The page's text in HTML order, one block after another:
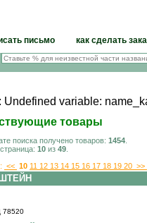
письмо как сделать
: Undefined variable:
товары
поиска получено товаров: 1454
10 из 49
<< 10 11 12 13 14 15 16 17 18 19 20 >>
78520